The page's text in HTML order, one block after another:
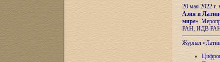
20 мая 2022
Азия и
мире».
РАН, ИДВ
Журнал